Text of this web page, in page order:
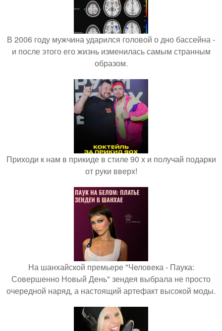
В 2006 году мужчина ударился головой о дно бассейна -
и после этого его жизнь изменилась самым странным
образом.
Приходи к нам в прикиде в стиле 90 х и получай подарки
от руки вверх!
На шанхайской премьере "Человека - Паука:
Совершенно Новый День" зендея выбрала не просто
очередной наряд, а настоящий артефакт высокой моды.